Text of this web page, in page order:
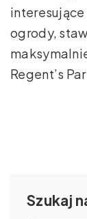
ogrody,
Regent’s
Szukaj